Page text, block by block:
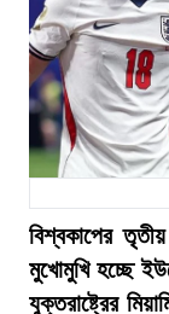
বিশ্বকাপের তৃতীয়
মুখোমুখি হচ্ছে
যুক্তরাষ্ট্রের